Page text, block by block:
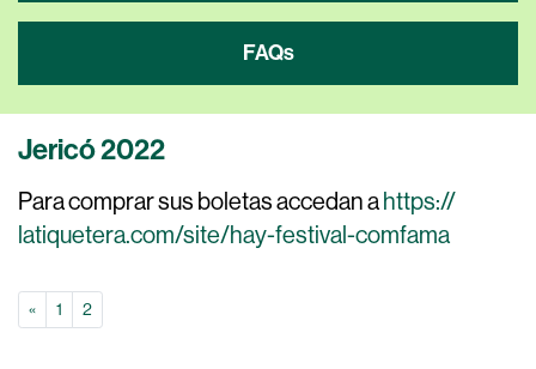
FAQs
Jericó 2022
Para comprar sus boletas accedan a https://
latiquetera.com/site/hay-festival-comfama
«pagina anterior
1 2